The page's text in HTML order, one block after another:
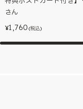
さん
¥1,760 (税込)